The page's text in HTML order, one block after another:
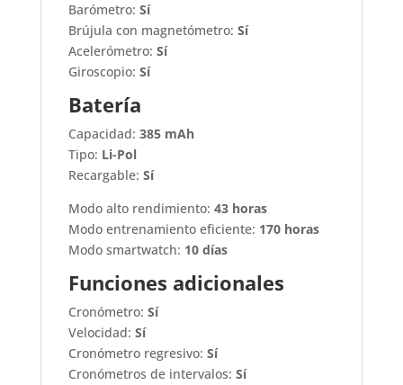
Barómetro: Sí
Brújula con magnetómetro: Sí
Acelerómetro: Sí
Giroscopio: Sí
Batería
Capacidad: 385 mAh
Tipo: Li-Pol
Recargable: Sí
Modo alto rendimiento: 43 horas
Modo entrenamiento eficiente: 170 horas
Modo smartwatch: 10 días
Funciones adicionales
Cronómetro: Sí
Velocidad: Sí
Cronómetro regresivo: Sí
Cronómetros de intervalos: Sí